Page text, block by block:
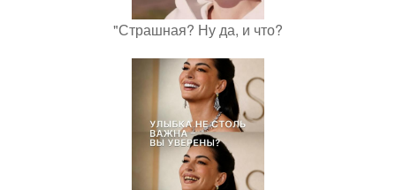
"Страшная? Ну да, и что?